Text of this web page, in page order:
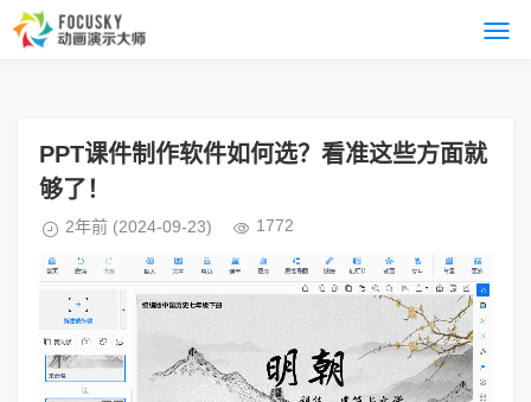
PPT课件制作软件如何选？看准这些方面就
够了！
2年前 (2024-09-23) 1772